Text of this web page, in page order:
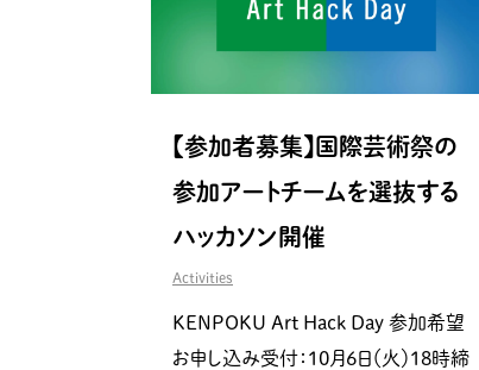
【参加者募集】国際芸術祭の
参加アートチームを選抜する
ハッカソン開催
Activities
KENPOKU Art Hack Day 参加希望
お申し込み受付：10月6日（火）18時締